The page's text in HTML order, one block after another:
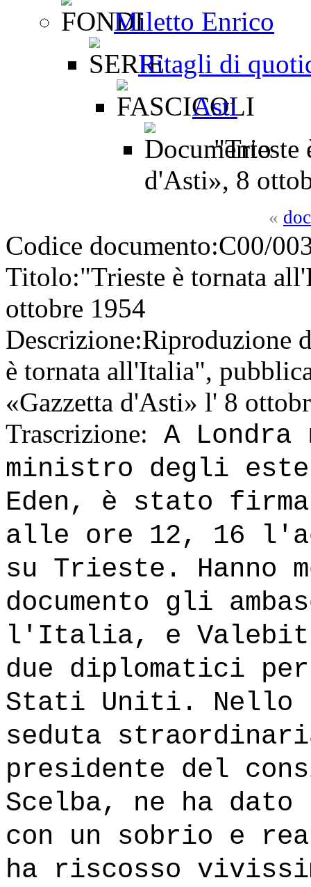
Miletto Enrico
Ritagli di
Asti
"Trieste
d'Asti», 8
«
Codice documento:C00/
Titolo:"Trieste è tornata
ottobre 1954
Descrizione:Riproduzione
è tornata all'Italia",
«Gazzetta d'Asti» l' 8
Trascrizione: A
ministro degli
Eden, è stato
alle ore 12, 16
su Trieste. Hanno
documento gli
l'Italia, e Valebit
due diplomatici
Stati Uniti. Nello
seduta
presidente del
Scelba, ne ha
con un sobrio e
ha riscosso